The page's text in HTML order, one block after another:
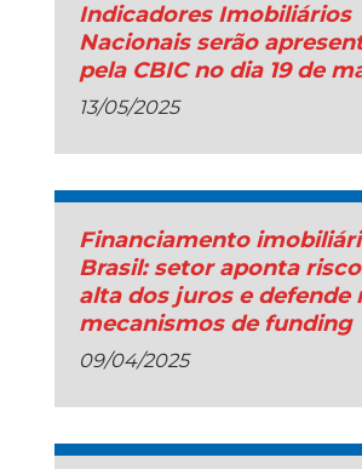
Indicadores Imobiliários
Nacionais serão
pela CBIC no dia 19 de
13/05/2025
Financiamento
Brasil: setor aponta
alta dos juros e defende
mecanismos de funding
09/04/2025